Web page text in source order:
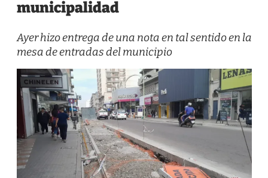
municipalidad
Ayer hizo entrega de una nota en tal sentido en la
mesa de entradas del municipio